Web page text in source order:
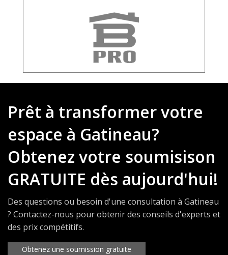
Prêt à transformer votre
espace à Gatineau?
Obtenez votre soumisison
GRATUITE dès aujourd'hui!
Des questions ou besoin d'une consultation à Gatineau
? Contactez-nous pour obtenir des conseils d'experts et
des prix compétitifs.
Obtenez une soumission gratuite